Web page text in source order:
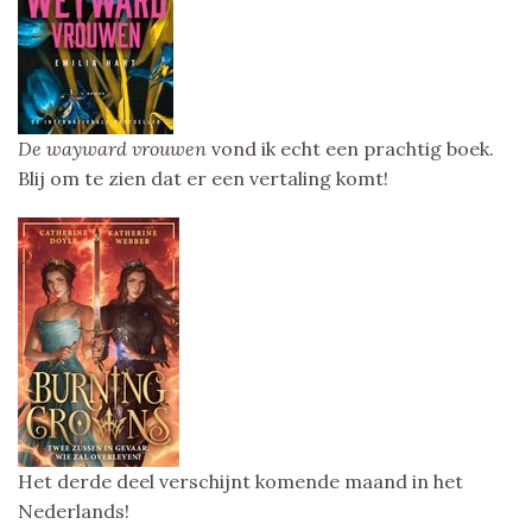
De wayward vrouwen vond ik echt een prachtig boek.
Blij om te zien dat er een vertaling komt!
Het derde deel verschijnt komende maand in het
Nederlands!